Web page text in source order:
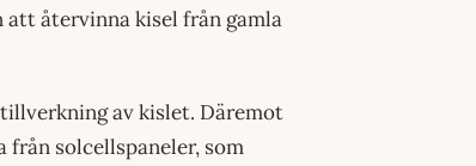
återvinna kisel från gamla
av kislet. Däremot
från solcellspaneler, som